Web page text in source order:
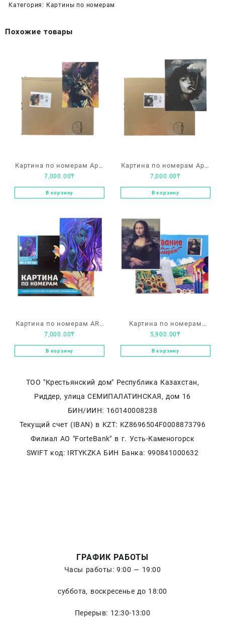
Категория: Картины по номерам
Похожие товары
Картина по номерам Арт-
студия Unicorn
«Греческий Бог Зевс» на
7,000.00₸
В корзину
Картина по номерам Арт-
студия Unicorn
«Девушка» на
7,000.00₸
В корзину
Картина по номерам ART
Studio «Девушка с
базукой» на подрамнике
7,000.00₸
В корзину
Картина по номерам
«Мона Лиза» на
подрамнике 40х50
5,900.00₸
В корзину
ТОО "Крестьянский дом" Республика Казахстан,
Риддер, улица СЕМИПАЛАТИНСКАЯ, дом 16
БИН/ИИН: 160140008238
Текущий счет (IBAN) в KZT: KZ8696504F0008873796
Филиал АО "ForteBank" в г. Усть-Каменогорск
SWIFT код: IRTYKZKA БИН Банка: 990841000632
ГРАФИК РАБОТЫ
Часы работы: 9:00 — 19:00
суббота, воскресенье до 18:00
Перерыв: 12:30-13:00